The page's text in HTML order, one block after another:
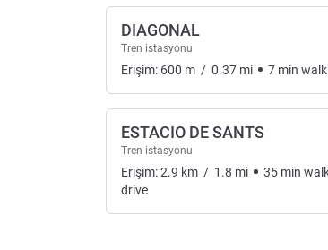
DIAGONAL
Tren istasyonu
Erişim: 600 m / 0.37 mi 7 min walk
ESTACIO DE SANTS
Tren istasyonu
Erişim:2.9 km / 1.8 mi 35 min
drive